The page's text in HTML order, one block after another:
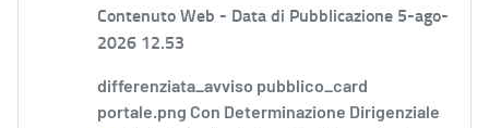
Contenuto Web - Data di Pubblicazione 5-ago-
2026 12.53
differenziata_avviso pubblico_card
portale.png Con Determinazione Dirigenziale